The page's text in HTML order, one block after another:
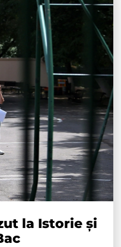
la Istorie și